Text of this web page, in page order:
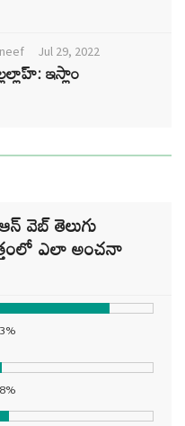
Jul 29, 2022
ఇస్లాం
వెబ్ తెలుగు
ఎలా అంచనా